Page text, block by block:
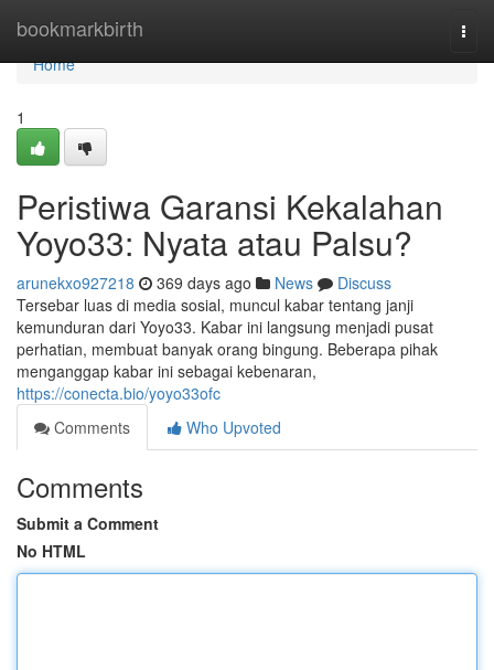
bookmarkbirth
Home
Home
1
Peristiwa Garansi Kekalahan
Yoyo33: Nyata atau Palsu?
arunekxo927218 369 days ago News
Discuss
Tersebar luas di media sosial, muncul kabar tentang janji
kemunduran dari Yoyo33. Kabar ini langsung menjadi pusat
perhatian, membuat banyak orang bingung. Beberapa pihak
menganggap kabar ini sebagai kebenaran,
https://conecta.bio/yoyo33ofc
Comments
Who Upvoted
Comments
Submit a Comment
No HTML